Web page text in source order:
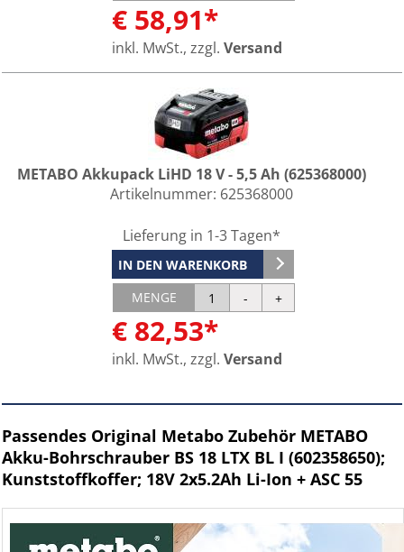
€ 58,91*
inkl. MwSt., zzgl. Versand
METABO Akkupack LiHD 18 V - 5,5 Ah (625368000)
Artikelnummer: 625368000
Lieferung in 1-3 Tagen*
IN DEN WARENKORB
MENGE
€ 82,53*
inkl. MwSt., zzgl. Versand
Passendes Original Metabo Zubehör METABO
Akku-Bohrschrauber BS 18 LTX BL I (602358650);
Kunststoffkoffer; 18V 2x5.2Ah Li-Ion + ASC 55